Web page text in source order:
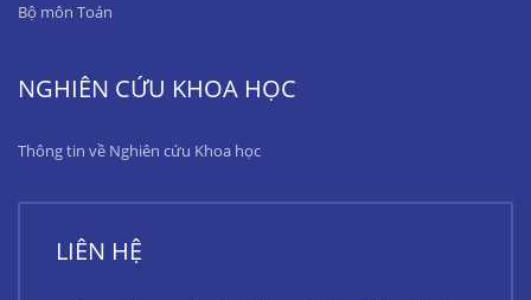
Bộ môn Toán
NGHIÊN CỨU KHOA HỌC
Thông tin về Nghiên cứu Khoa học
LIÊN HỆ